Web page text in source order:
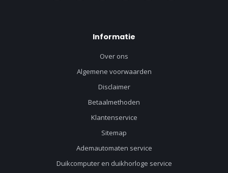
Informatie
Over ons
Algemene voorwaarden
Disclaimer
Betaalmethoden
Klantenservice
Sitemap
Ademautomaten service
Duikcomputer en duikhorloge service